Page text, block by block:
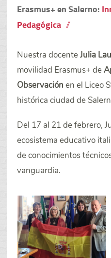
Erasmus+ en Salerno:
Pedagógica
Nuestra docenteJulia
movilidad Erasmus+ de
Observación en el Liceo
histórica ciudad de
Del 17 al 21 de febrero,
ecosistema educativo
de conocimientos
vanguardia.